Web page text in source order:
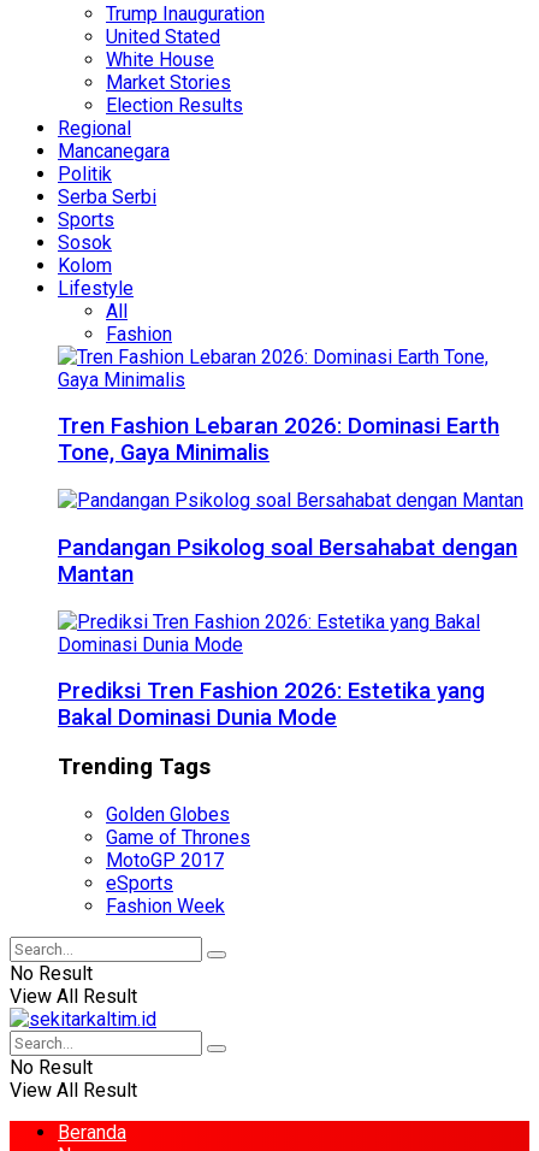
Trump Inauguration
United Stated
White House
Market Stories
Election Results
Regional
Mancanegara
Politik
Serba Serbi
Sports
Sosok
Kolom
Lifestyle
All
Fashion
Tren Fashion Lebaran 2026: Dominasi Earth
Tone, Gaya Minimalis
Pandangan Psikolog soal Bersahabat dengan
Mantan
Prediksi Tren Fashion 2026: Estetika yang
Bakal Dominasi Dunia Mode
Trending Tags
Golden Globes
Game of Thrones
MotoGP 2017
eSports
Fashion Week
No Result
View All Result
No Result
View All Result
Beranda